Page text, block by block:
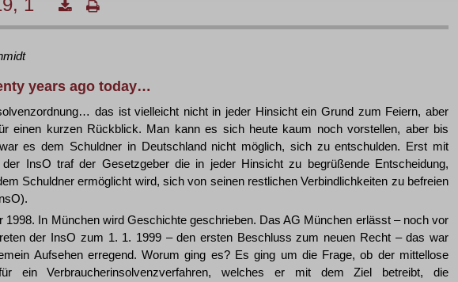
1
years ago today…
das ist vielleicht nicht in jeder Hinsicht ein Grund zum Feiern, aber
einen kurzen Rückblick. Man kann es sich heute kaum noch vorstellen, aber bis
es dem Schuldner in Deutschland nicht möglich, sich zu entschulden. Erst mit
der InsO traf der Gesetzgeber die in jeder Hinsicht zu begrüßende Entscheidung,
Schuldner ermöglicht wird, sich von seinen restlichen Verbindlichkeiten zu befreien
1998. In München wird Geschichte geschrieben. Das AG München erlässt – noch vor
der InsO zum 1. 1. 1999 – den ersten Beschluss zum neuen Recht – das war
Aufsehen erregend. Worum ging es? Es ging um die Frage, ob der mittellose
ein Verbraucherinsolvenzverfahren, welches er mit dem Ziel betreibt, die